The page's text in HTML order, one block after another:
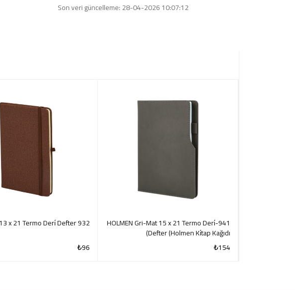
Son veri güncelleme: 28-04-2026 10:07:12
941-HOLMEN Gri-Mat 15 x 21 Termo Deri̇
Defter (Holmen Ki̇tap Kağıdı)
₺154
932 Taba 13 x 21 Termo Deri̇ Defter
₺96